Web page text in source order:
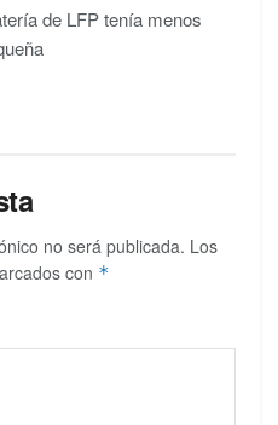
de LFP tenía menos
no será publicada. Los
con *